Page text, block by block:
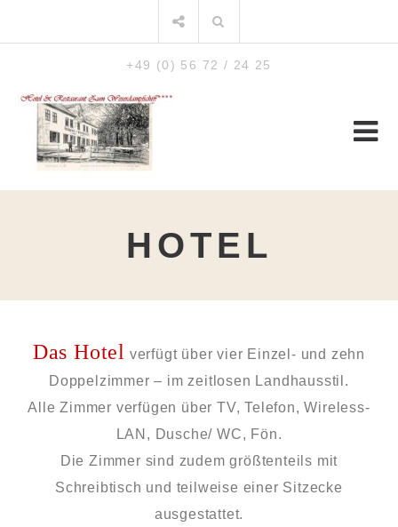
nach:
+49 (0) 56 72 / 24 25
HOTEL
Das Hotel verfügt über vier Einzel- und zehn
Doppelzimmer – im zeitlosen Landhausstil.
Alle Zimmer verfügen über TV, Telefon, Wireless-
LAN, Dusche/ WC, Fön.
Die Zimmer sind zudem größtenteils mit
Schreibtisch und teilweise einer Sitzecke
ausgestattet.